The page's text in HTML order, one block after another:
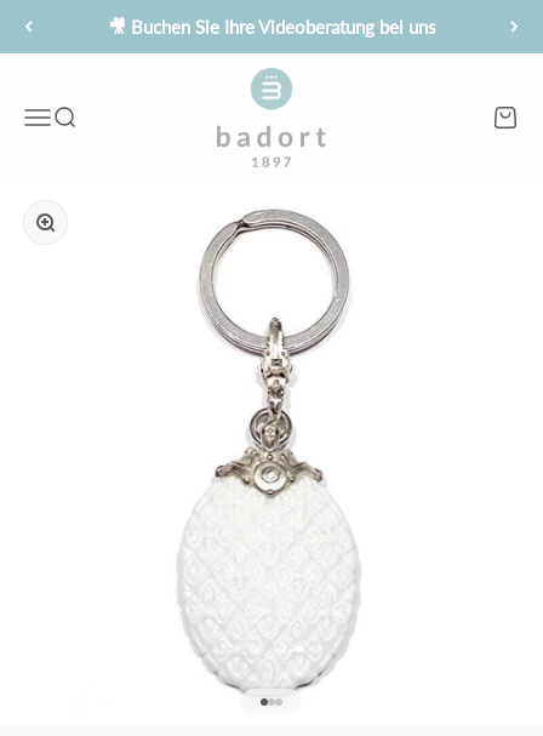
Zum Inhalt springen
🎥 Buchen Sie Ihre Videoberatung bei uns
MenüSuche
Juwelier Badort
Bild vergrößern